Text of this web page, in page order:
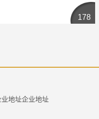
178
地址企业地址